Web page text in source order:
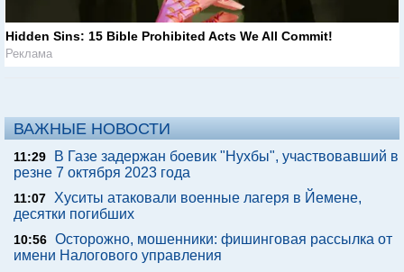
Hidden Sins: 15 Bible Prohibited Acts We All Commit!
Реклама
ВАЖНЫЕ НОВОСТИ
11:29
В Газе задержан боевик "Нухбы", участвовавший в
резне 7 октября 2023 года
11:07 Хуситы атаковали военные лагеря в Йемене,
десятки погибших
10:56 Осторожно, мошенники: фишинговая рассылка от
имени Налогового управления